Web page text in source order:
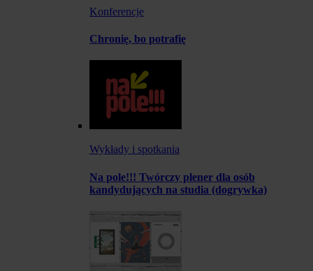
Konferencje
Chronię, bo potrafię
Wykłady i spotkania
Na pole!!! Twórczy plener dla osób
kandydujących na studia (dogrywka)